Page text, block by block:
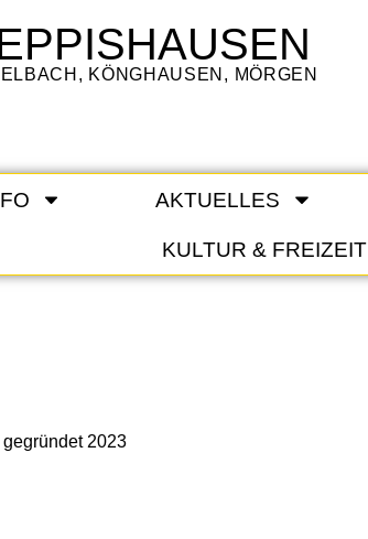
KÖNGHAUSEN, MÖRGEN
AKTUELLES
KULTUR & FREIZEIT
gegründet 2023